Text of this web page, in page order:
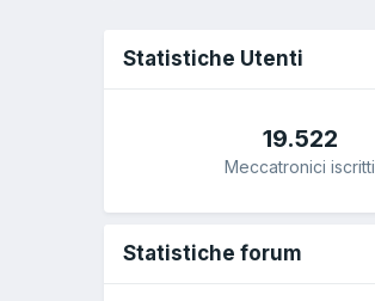
Statistiche Utenti
19.522
Meccatronici iscritti
Statistiche forum